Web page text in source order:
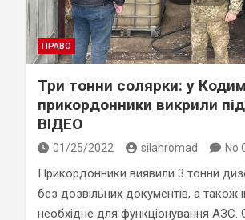
ПРАВО
Три тонни солярки: у
прикордонники викрили
ВІДЕО
01/25/2022 silahromad No
Прикордонники виявили 3 тонни
без дозвільних документів, а також
необхідне для функціонування АЗС.